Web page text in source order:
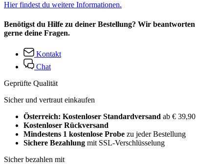
Hier findest du weitere Informationen.
Benötigst du Hilfe zu deiner Bestellung? Wir beantworten
gerne deine Fragen.
Kontakt
Chat
Geprüfte Qualität
Sicher und vertraut einkaufen
Österreich: Kostenloser Standardversand ab € 39,90
Kostenloser Rückversand
Mindestens 1 kostenlose Probe zu jeder Bestellung
Sichere Bezahlung mit SSL-Verschlüsselung
Sicher bezahlen mit